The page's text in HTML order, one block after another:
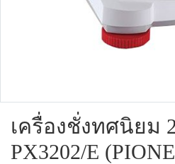
เครื่องชั่งทศนิยม
PX3202/E